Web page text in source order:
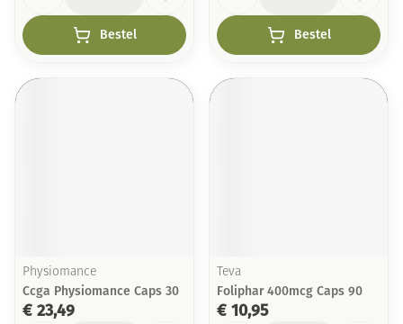
Bestel Bestel
Physiomance
Ccga Physiomance Caps 30
€ 23,49
Teva
Foliphar 400mcg Caps 90
€ 10,95